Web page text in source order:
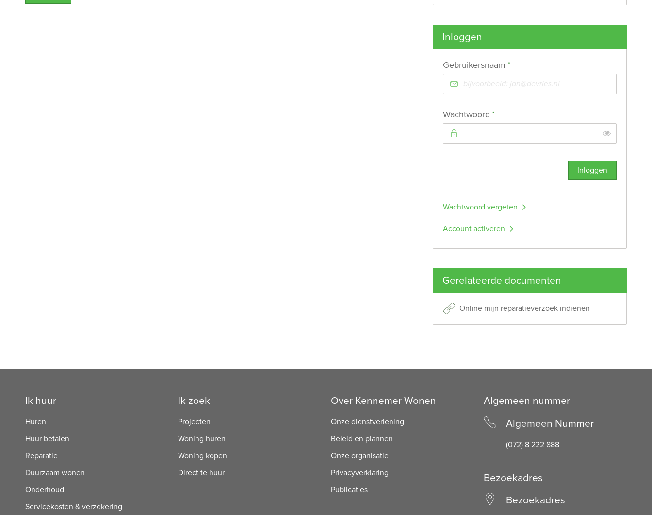
Inloggen
Gebruikersnaam *
Wachtwoord *
Inloggen
Wachtwoord vergeten
Account activeren
Gerelateerde documenten
Online mijn reparatieverzoek indienen
Contactinformatie
Ik huur
Huren
Huur betalen
Reparatie
Duurzaam wonen
Onderhoud
Servicekosten & verzekering
Ik zoek
Projecten
Woning huren
Woning kopen
Direct te huur
Over Kennemer Wonen
Onze dienstverlening
Beleid en plannen
Onze organisatie
Privacyverklaring
Publicaties
Algemeen nummer
Algemeen Nummer
(072) 8 222 888
Bezoekadres
Bezoekadres